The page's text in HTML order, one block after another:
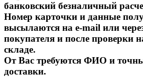
банковский безналичный
Номер карточки и данные
высылаются на e-mail или
покупателя и после проверки
складе.
От Вас требуются ФИО и
доставки.